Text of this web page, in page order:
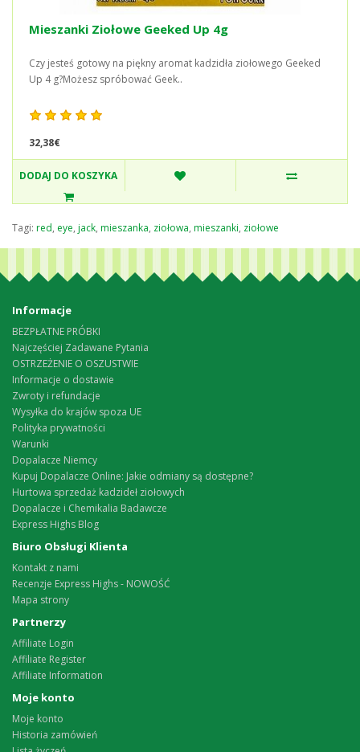
Mieszanki Ziołowe Geeked Up 4g
Czy jesteś gotowy na piękny aromat kadzidła ziołowego Geeked
Up 4 g?Możesz spróbować Geek..
32,38€
DODAJ DO KOSZYKA
Tagi: red, eye, jack, mieszanka, ziołowa, mieszanki, ziołowe
Informacje
BEZPŁATNE PRÓBKI
Najczęściej Zadawane Pytania
OSTRZEŻENIE O OSZUSTWIE
Informacje o dostawie
Zwroty i refundacje
Wysyłka do krajów spoza UE
Polityka prywatności
Warunki
Dopalacze Niemcy
Kupuj Dopalacze Online: Jakie odmiany są dostępne?
Hurtowa sprzedaż kadzideł ziołowych
Dopalacze i Chemikalia Badawcze
Express Highs Blog
Biuro Obsługi Klienta
Kontakt z nami
Recenzje Express Highs - NOWOŚĆ
Mapa strony
Partnerzy
Affiliate Login
Affiliate Register
Affiliate Information
Moje konto
Moje konto
Historia zamówień